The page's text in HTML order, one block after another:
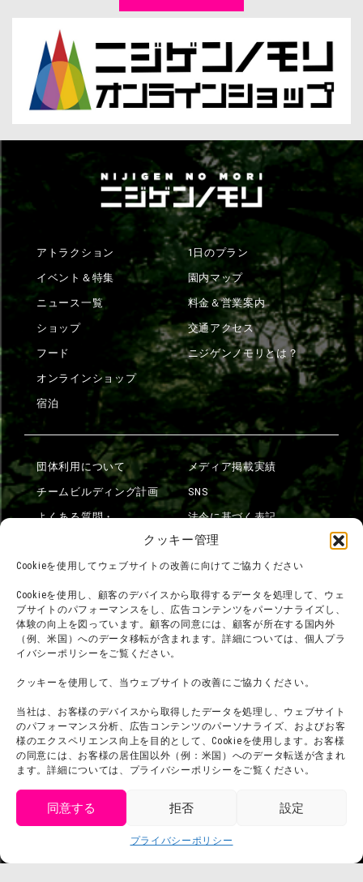
クッキー管理
Cookieを使用してウェブサイトの改善に向けてご協力ください
Cookieを使用し、顧客のデバイスから取得するデータを処理して、ウェ
ブサイトのパフォーマンスをし、広告コンテンツをパーソナライズし、
体験の向上を図っています。顧客の同意には、顧客が所在する国内外
（例、米国）へのデータ移転が含まれます。詳細については、個人プラ
イバシーポリシーをご覧ください。
クッキーを使用して、当ウェブサイトの改善にご協力ください。
当社は、お客様のデバイスから取得したデータを処理し、ウェブサイト
のパフォーマンス分析、広告コンテンツのパーソナライズ、およびお客
様のエクスペリエンス向上を目的として、Cookieを使用します。お客様
の同意には、お客様の居住国以外（例：米国）へのデータ転送が含まれ
ます。詳細については、プライバシーポリシーをご覧ください。
同意する 拒否 設定
プライバシーポリシー
アトラクション
イベント＆特集
ニュース一覧
ショップ
フード
オンラインショップ
宿泊
1日のプラン
園内マップ
料金＆営業案内
交通アクセス
ニジゲンノモリとは？
団体利用について
チームビルディング計画
よくある質問・
利用規約
プレスリリース
メディア掲載実績
SNS
法令に基づく表記
会社概要
スタッフ募集